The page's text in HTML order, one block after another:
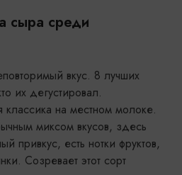
сыра среди
вкус. 8 лучших
их дегустировал.
на местном молоке.
миксом вкусов, здесь
привкус, есть нотки фруктов,
Созревает этот сорт